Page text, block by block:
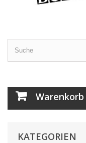
Warenkorb
KATEGORIEN